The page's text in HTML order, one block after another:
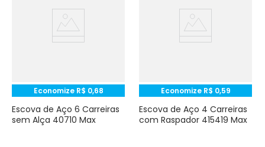
Economize R$ 0,68
Escova de Aço 6 Carreiras
sem Alça 40710 Max
Economize R$ 0,59
Escova de Aço 4 Carreiras
com Raspador 415419 Max